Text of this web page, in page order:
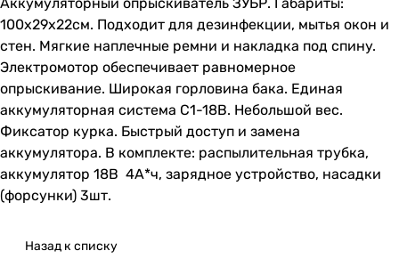
100х29х22см. Подходит для дезинфекции, мытья окон и
стен. Мягкие наплечные ремни и накладка под спину.
Электромотор обеспечивает равномерное
опрыскивание. Широкая горловина бака. Единая
аккумуляторная система С1-18В. Небольшой вес.
Фиксатор курка. Быстрый доступ и замена
аккумулятора. В комплекте: распылительная трубка,
аккумулятор 18В 4А*ч, зарядное устройство, насадки
(форсунки) 3шт.
Назад к списку